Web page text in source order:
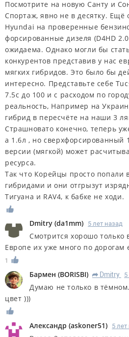
Посмотрите на новую Санту и
Спортаж, явно не в десятку. Ещё
Hyundai на проверенные
форсированные дизеля (D4HD
ожидаема. Однако могли бы
конкурентов представив у нас
мягких гибридов. Это было бы
интересно. Представьте себе
7.5с до 100 и с расходом по
реальность, Например на
гибрид в пересчёте на наши 3
Страшновато конечно, теперь
а 1.6л , но сверхфорсированный
версии (мягкой) может
ресурса.
Так что Корейцы просто попали
гибридами и они отгрызут
Тигуана и RAV4, к бабке не ходи.
Dmitry (da1mm) 5 лет назад
Смотрится хорошо только
Европе их уже много по дорогам
1
Бармен (BORISBI) R Dmitry
Думаю не только в
цвет )))
Александр (askoner51) 5